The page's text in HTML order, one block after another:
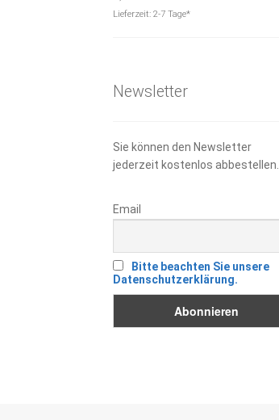
Preis
Lieferzeit:2-7 Tage*
Newsletter
Sie können den Newsletter
jederzeit kostenlos abbestellen.
Email
Bitte beachten Sie unsere
Datenschutzerklärung.